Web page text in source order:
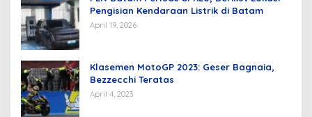
Pengisian Kendaraan Listrik di Batam
April 19, 2026
Klasemen MotoGP 2023: Geser Bagnaia,
Bezzecchi Teratas
April 4, 2023